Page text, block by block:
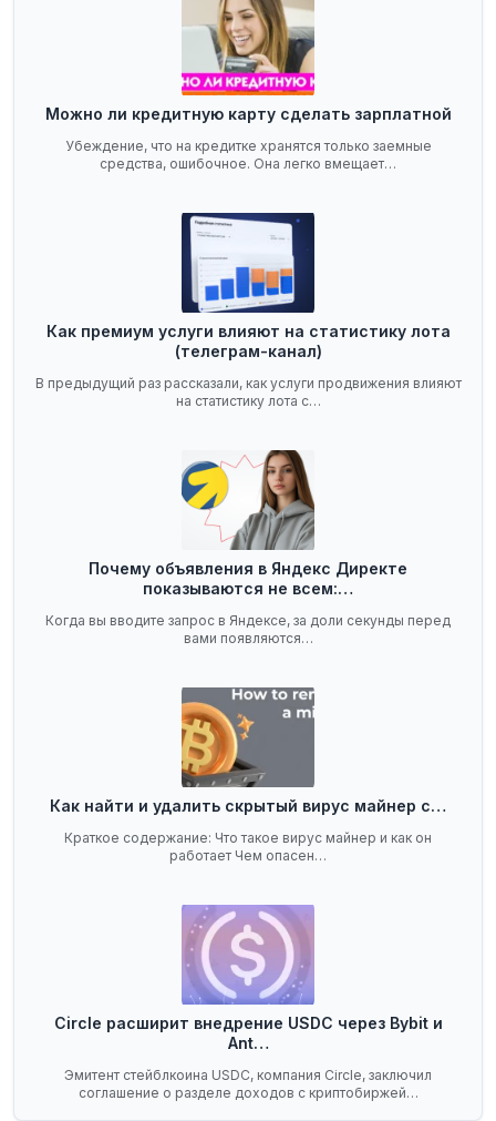
Можно ли кредитную карту сделать зарплатной
Убеждение, что на кредитке хранятся только заемные
средства, ошибочное. Она легко вмещает…
Как премиум услуги влияют на статистику лота
(телеграм-канал)
В предыдущий раз рассказали, как услуги продвижения влияют
на статистику лота с…
Почему объявления в Яндекс Директе
показываются не всем:…
Когда вы вводите запрос в Яндексе, за доли секунды перед
вами появляются…
Как найти и удалить скрытый вирус майнер с…
Краткое содержание: Что такое вирус майнер и как он
работает Чем опасен…
Circle расширит внедрение USDC через Bybit и
Ant…
Эмитент стейблкоина USDC, компания Circle, заключил
соглашение о разделе доходов с криптобиржей…